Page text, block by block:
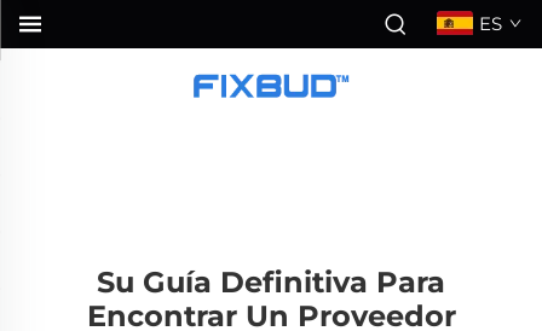
ES
Su Guía Definitiva Para
Encontrar Un Proveedor